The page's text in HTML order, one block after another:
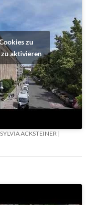
zu
aktivieren
SYLVIA ACKSTEINER